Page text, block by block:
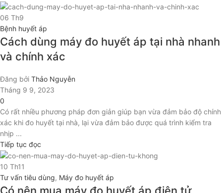
06 Th9
Bệnh huyết áp
Cách dùng máy đo huyết áp tại nhà nhanh
và chính xác
Đăng bởi Thảo Nguyễn
Tháng 9 9, 2023
0
Có rất nhiều phương pháp đơn giản giúp bạn vừa đảm bảo độ chính
xác khi đo huyết tại nhà, lại vừa đảm bảo được quá trình kiểm tra
nhịp ...
Tiếp tục đọc
10 Th11
Tư vấn tiêu dùng, Máy đo huyết áp
Có nên mua máy đo huyết áp điện tử